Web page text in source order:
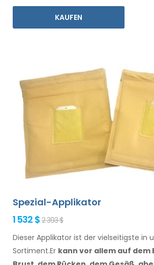
KAUFEN
Spezial-Applikator
1 532 $ 2 393 $
Dieser Applikator ist der vielseitigste in
Sortiment.Er kann vor allem auf dem